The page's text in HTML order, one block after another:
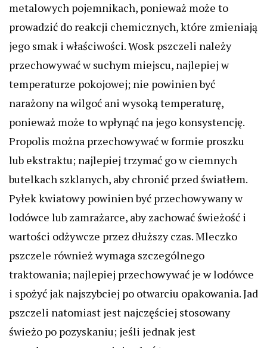
metalowych pojemnikach, ponieważ może to
prowadzić do reakcji chemicznych, które zmieniają
jego smak i właściwości. Wosk pszczeli należy
przechowywać w suchym miejscu, najlepiej w
temperaturze pokojowej; nie powinien być
narażony na wilgoć ani wysoką temperaturę,
ponieważ może to wpłynąć na jego konsystencję.
Propolis można przechowywać w formie proszku
lub ekstraktu; najlepiej trzymać go w ciemnych
butelkach szklanych, aby chronić przed światłem.
Pyłek kwiatowy powinien być przechowywany w
lodówce lub zamrażarce, aby zachować świeżość i
wartości odżywcze przez dłuższy czas. Mleczko
pszczele również wymaga szczególnego
traktowania; najlepiej przechowywać je w lodówce
i spożyć jak najszybciej po otwarciu opakowania. Jad
pszczeli natomiast jest najczęściej stosowany
świeżo po pozyskaniu; jeśli jednak jest